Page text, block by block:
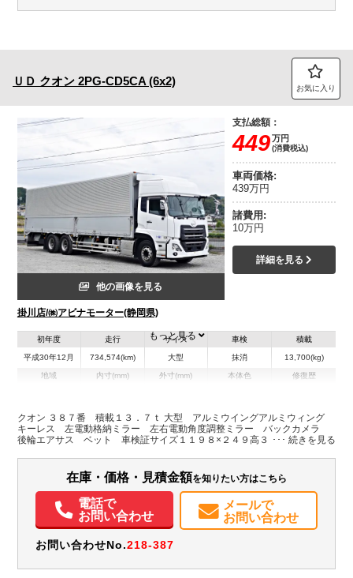
ＵＤ クオン 2PG-CD5CA (6x2) お気に入り
他の画像を見る
掛川店/㈱アビナモーター(静岡県)
支払総額：
449万円
(消費税込)
車両価格:
439万円
諸費用:
10万円
詳細を見る
初年度
平成30年12月
走行
734,574(km)
サイズ
大型
車検
抹消
積載
13,700(kg)
地域 内寸(mm)
H:2,460
外寸(mm)
H:3,760
本体色 修復歴
装備情報
電動格納ミラー
バックモニター
もっと見る
クオン ３８７番 積載１３．７ｔ 大型 アルミウイングアルミウィング
キーレス 左電動格納ミラー 左右電動角度調整ミラー バックカメラ
後輪エアサス ベット 車検証サイズ１１９８×２４９高３７６ 荷台内寸
在庫・価格・見積金額を知りたい方はこちら
電話で
お問い合わせ
メールで
お問い合わせ
お問い合わせNo.218-387